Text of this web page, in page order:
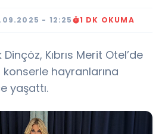
- 12:25 1 DK OKUMA
Kıbrıs Merit Otel’de
hayranlarına
yaşattı.